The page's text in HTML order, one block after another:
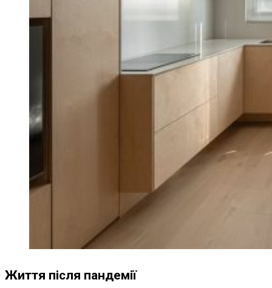
Життя після пандемії